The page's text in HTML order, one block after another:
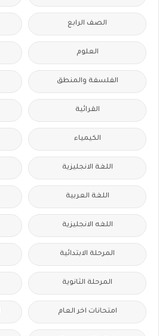
الصف الرابع
العلوم
الفلسفة والمنطق
القرائية
الكيمياء
اللغة الانجليزية
اللغة العربية
اللغه الانجليزية
المرحلة الابتدائية
المرحلة الثانوية
امتحانات اخر العام